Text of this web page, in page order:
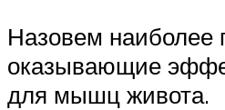
Назовем наиболее
оказывающие
для мышц живота.